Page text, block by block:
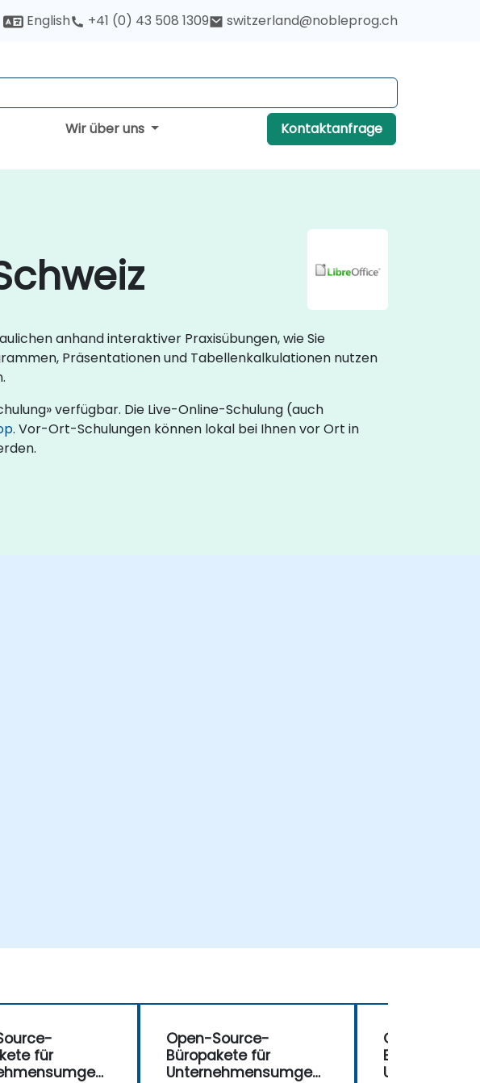
English +41 (0) 43 508 1309 switzerland@nobleprog.ch
Wir über uns Kontaktanfrage
anhand interaktiver Praxisübungen, wie Sie
Präsentationen und Tabellenkalkulationen nutzen
verfügbar. Die Live-Online-Schulung (auch
. Vor-Ort-Schulungen können lokal bei Ihnen vor Ort in
für
Open-Source-
Büropakete für
Unternehmensumgeb
Open-
Büropakete